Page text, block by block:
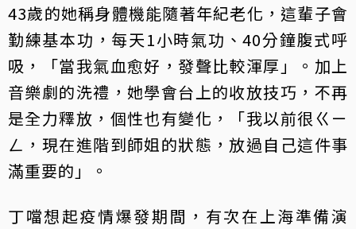
43歲的她稱身體機能隨著年紀老化，這輩子會
勤練基本功，每天1小時氣功、40分鐘腹式呼
吸，「當我氣血愈好，發聲比較渾厚」。加上
音樂劇的洗禮，她學會台上的收放技巧，不再
是全力釋放，個性也有變化，「我以前很ㄍㄧ
ㄥ，現在進階到師姐的狀態，放過自己這件事
滿重要的」。
丁噹想起疫情爆發期間，有次在上海準備演